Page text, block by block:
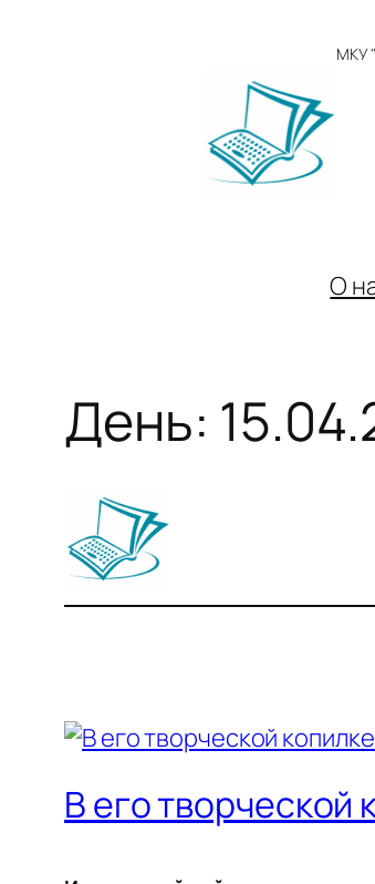
МКУ
О
День:
В его творческой